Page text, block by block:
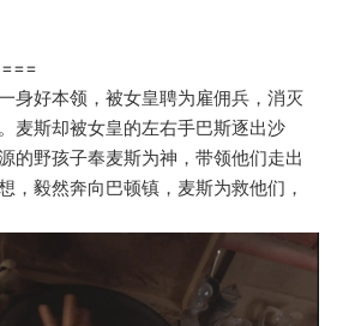
身好本领，被女皇聘为雇佣兵，消灭
麦斯却被女皇的左右手巴斯逐出沙
的野孩子奉麦斯为神，带领他们走出
，毅然奔向巴顿镇，麦斯为救他们，